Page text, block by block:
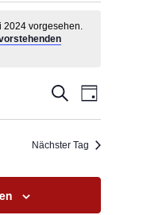
2024 vorgesehen.
Such-
und
Suche
Tag
Nächster Tag